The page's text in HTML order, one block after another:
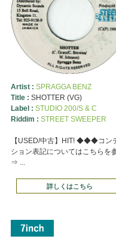
Artist : SPRAGGA BENZ
Title : SHOTTER (VG)
Label : STUDIO 200/S & C
Riddim : STREET SWEEPER
【USED/中古】HIT! ◆◆◆コン
ション表記についてはこちらを
⇒ ...
詳しくはこちら